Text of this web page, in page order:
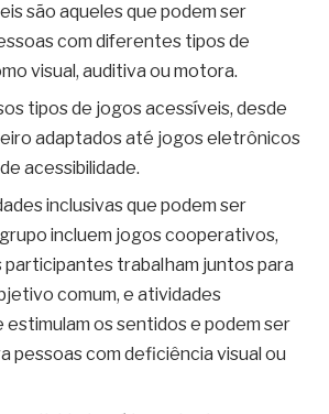
são aqueles que podem ser
com diferentes tipos de
visual, auditiva ou motora.
tipos de jogos acessíveis, desde
adaptados até jogos eletrônicos
acessibilidade.
inclusivas que podem ser
incluem jogos cooperativos,
trabalham juntos para
comum, e atividades
estimulam os sentidos e podem ser
pessoas com deficiência visual ou